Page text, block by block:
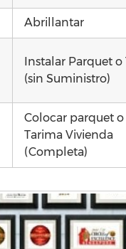
Abrillantar
Instalar Parquet o
(sin Suministro)
Colocar parquet o
Tarima Vivienda
(Completa)